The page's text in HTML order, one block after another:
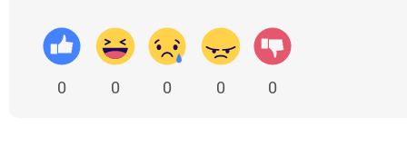
0 0 0 0 0